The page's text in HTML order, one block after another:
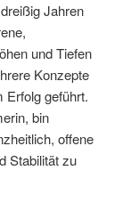
Jahren
und Tiefen
Konzepte
Erfolg geführt.
bin
offene
Stabilität zu